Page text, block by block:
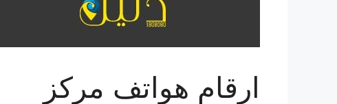
ارقام هواتف مركز